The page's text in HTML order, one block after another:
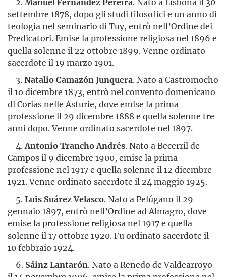
settembre 1878, dopo gli studi filosofici e un anno di
teologia nel seminario di Tuy, entrò nell’Ordine dei
Predicatori. Emise la professione religiosa nel 1896 e
quella solenne il 22 ottobre 1899. Venne ordinato
sacerdote il 19 marzo 1901.
3.Natalio Camazón Junquera. Nato a Castromocho
il 1o dicembre 1873, entrò nel convento domenicano
di Corias nelle Asturie, dove emise la prima
professione il 29 dicembre 1888 e quella solenne tre
anni dopo. Venne ordinato sacerdote nel 1897.
4.Antonio Trancho Andrés. Nato a Becerril de
Campos il 9 dicembre 1900, emise la prima
professione nel 1917 e quella solenne il 12 dicembre
1921. Venne ordinato sacerdote il 24 maggio 1925.
5.Luis Suárez Velasco. Nato a Pelúgano il 29
gennaio 1897, entrò nell’Ordine ad Almagro, dove
emise la professione religiosa nel 1917 e quella
solenne il 17 ottobre 1920. Fu ordinato sacerdote il
10 febbraio 1924.
6. Sáinz Lantarón. Nato a Renedo de Valdearroyo